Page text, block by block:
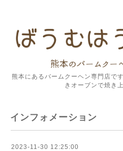
熊本にあるバームクーヘン専門店で
きオーブンで焼き
インフォメーション
2023-11-30 12:25:00